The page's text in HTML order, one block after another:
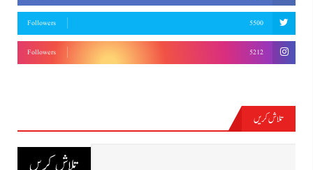
5500
Followers
5212
Followers
تلاش کریں